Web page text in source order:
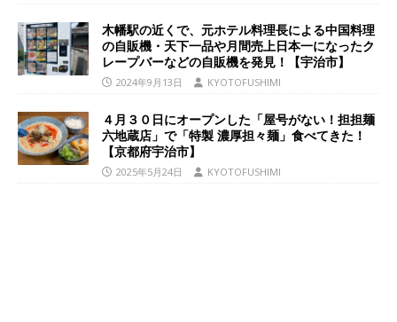
木幡駅の近くで、元ホテル料理長による中国料理
の自販機・天下一品や月間売上日本一になったク
レープバーなどの自販機を発見！【宇治市】
2024年9月13日 KYOTOFUSHIMI
４月３０日にオープンした「屋号がない！担担麺
六地蔵店」で「特製 濃厚担々麺」食べてきた！
【京都府宇治市】
2025年5月24日 KYOTOFUSHIMI